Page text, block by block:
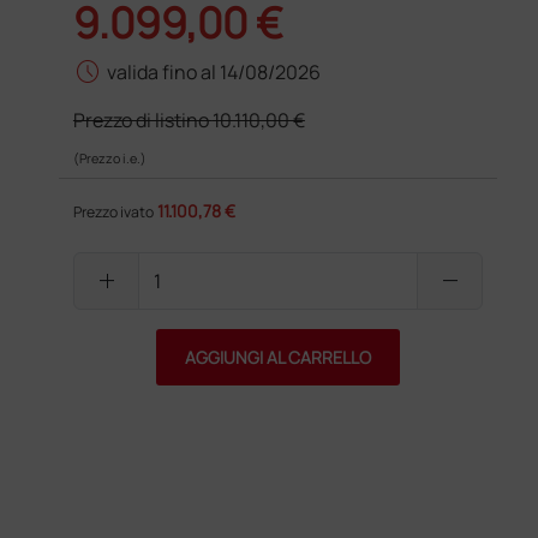
9.099,00 €
schedule valida fino al 14/08/2026
Prezzo di listino10.110,00 €
(Prezzo i.e.)
Prezzo ivato 11.100,78 €
add remove
AGGIUNGI AL CARRELLO